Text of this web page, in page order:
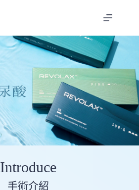
Introduce
手術介紹